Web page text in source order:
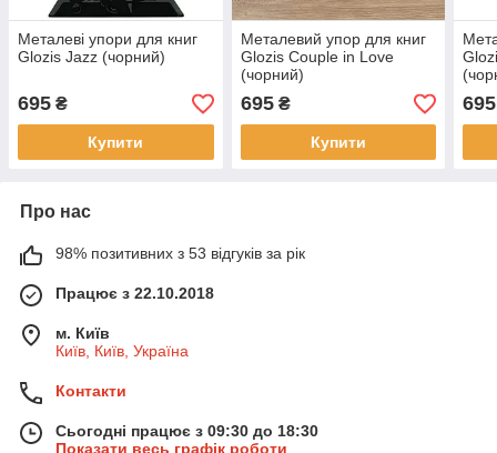
Металеві упори для книг
Glozis Jazz (чорний)
695 ₴
Купити
Металевий упор для книг
Glozis Couple in Love
(чорний)
695₴
Купити
695
Про нас
98% позитивних з 53 відгуків за рік
Працює з 22.10.2018
м. Київ
Київ, Київ, Україна
Контакти
Сьогодні працює з 09:30 до 18:30
Показати весь графік роботи